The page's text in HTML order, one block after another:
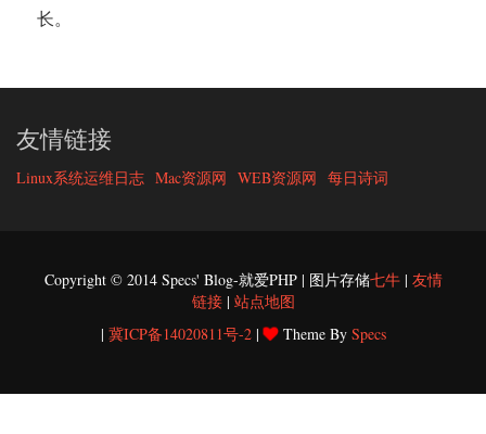
长。
友情链接
Linux系统运维日志 Mac资源网 WEB资源网 每日诗词
Copyright © 2014 Specs' Blog-就爱PHP | 图片存储七牛| 友情
链接| 站点地图
| 冀ICP备14020811号-2| Theme By Specs